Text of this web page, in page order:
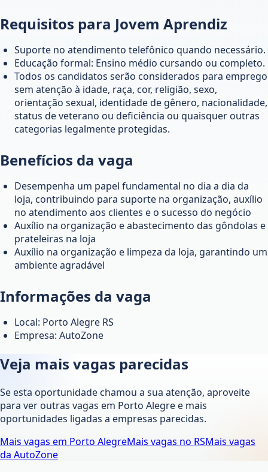
Requisitos para Jovem Aprendiz
Suporte no atendimento telefônico quando necessário.
Educação formal: Ensino médio cursando ou completo.
Todos os candidatos serão considerados para emprego
sem atenção à idade, raça, cor, religião, sexo,
orientação sexual, identidade de gênero, nacionalidade,
status de veterano ou deficiência ou quaisquer outras
categorias legalmente protegidas.
Benefícios da vaga
Desempenha um papel fundamental no dia a dia da
loja, contribuindo para suporte na organização, auxílio
no atendimento aos clientes e o sucesso do negócio
Auxílio na organização e abastecimento das gôndolas e
prateleiras na loja
Auxílio na organização e limpeza da loja, garantindo um
ambiente agradável
Informações da vaga
Local: Porto Alegre RS
Empresa: AutoZone
Veja mais vagas parecidas
Se esta oportunidade chamou a sua atenção, aproveite
para ver outras vagas em Porto Alegree mais
oportunidades ligadas a empresas parecidas.
Mais vagas em Porto AlegreMais vagas no RSMais vagas
da AutoZone